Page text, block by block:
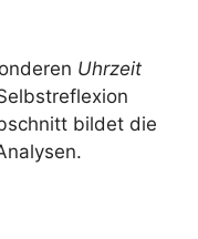
Uhrzeit
bildet die